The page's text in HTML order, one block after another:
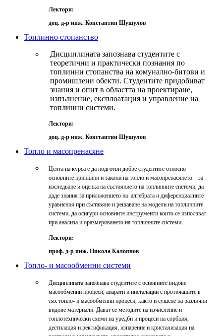
Лектори:
доц. д-р инж. Константин Шушулов
Топлинно стопанство
Дисциплината запознава студентите с
теоретични и практически познания по
топлинни стопанства на комунално-битови и
промишлени обекти. Студентите придобиват
знания и опит в областта на проектиране,
изпълнение, експлоатация и управление на
топлинни системи.
Лектори:
доц. д-р инж. Константин Шушулов
Топло и масопренасяне
Целта на курса е да подготви добре студентите относно
основните принципи и закони на топло и масопренасянето за
изследване и оценка на състоянието на топлинните системи, да
даде знания за приложението на алгебрата и диференциалните
уравнения при съставяне и решаване на модели на топлинните
системи, да осигури основните инструменти които се използват
при анализа и оразмеряването на топлинните системи.
Лектори:
проф. д-р инж. Никола Калоянов
Топло- и масообменни системи
Дисциплината запознава студентите с основните видове
масообменни процеси, апарати и инсталации с протичащите в
тях топло- и масообменни процеси, както и сушене на различни
видове материали. Дават се методите на изчисление и
топлотехнически схеми на уредби и процеси на сорбция,
дестилация и ректификация, изпарение и кристализация на